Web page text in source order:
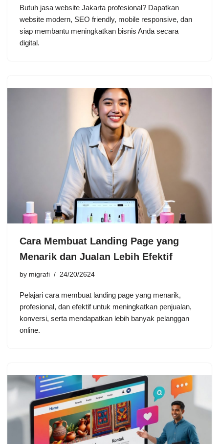
Butuh jasa website Jakarta profesional? Dapatkan
website modern, SEO friendly, mobile responsive, dan
siap membantu meningkatkan bisnis Anda secara
digital.
Cara Membuat Landing Page yang
Menarik dan Jualan Lebih Efektif
by migrafi 24/20/2624
Pelajari cara membuat landing page yang menarik,
profesional, dan efektif untuk meningkatkan penjualan,
konversi, serta mendapatkan lebih banyak pelanggan
online.